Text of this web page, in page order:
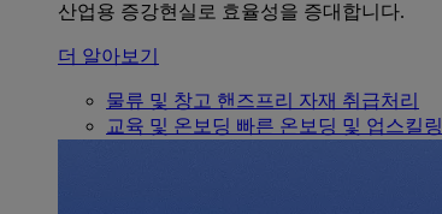
산업용 증강현실로 효율성을 증대합니다.
더 알아보기
물류 및 창고 핸즈프리 자재 취급처리
교육 및 온보딩 빠른 온보딩 및 업스킬링